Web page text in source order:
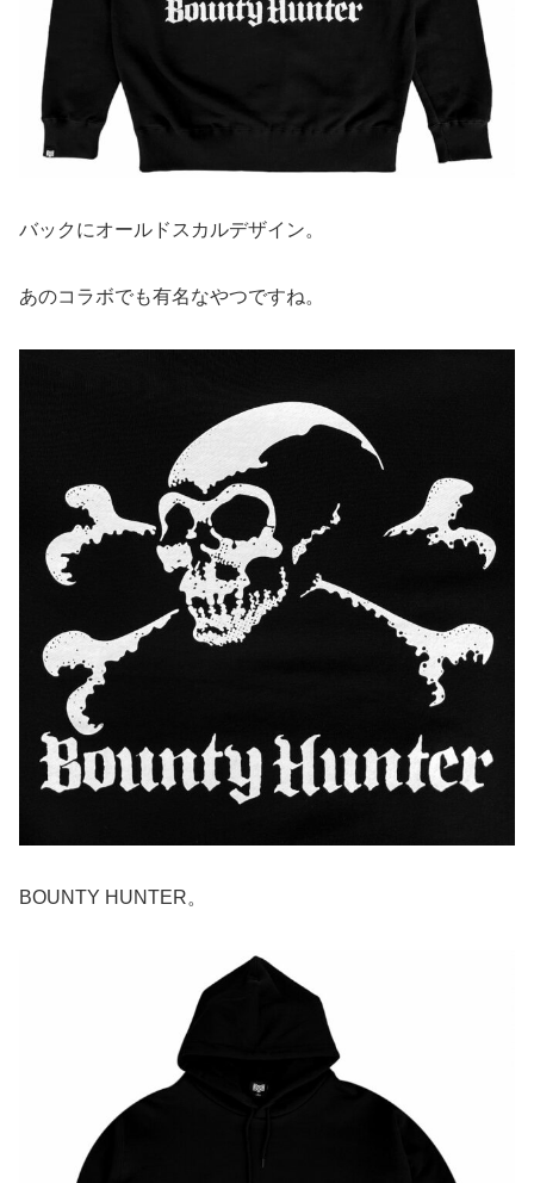
バックにオールドスカルデザイン。
あのコラボでも有名なやつですね。
BOUNTY HUNTER。